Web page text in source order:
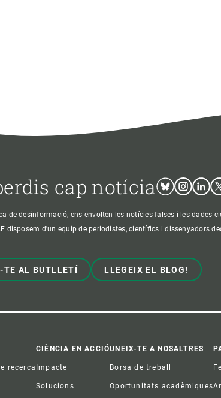
cap notícia BlueskyInstagram
de desinformació, ens envolten les notícies falses i les dades
disposem d'un equip de periodistes, científics i dissenyadors
TE AL BUTLLETÍ LLEGEIX EL BLOG!
recerca
CIÈNCIA EN ACCIÓ
Impacte
Solucions
UNEIX-TE A NOSALTRES
Borsa de treball
Oportunitats acadèmiques